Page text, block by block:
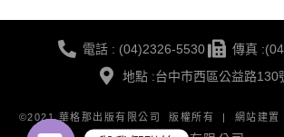
電話 : (04)2326-5530
傳真
地點 :台中市西區公益路130
©2021 華格那出版有限公司 版權所有 | 網站建置